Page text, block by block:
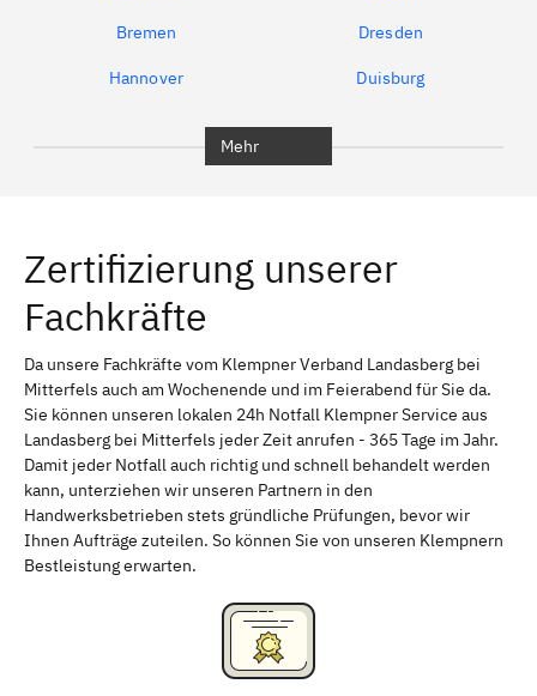
Bremen Dresden
Hannover Duisburg
Erlangen Bamberg
Bayreuth
Schweinfurt Passau
Freising Rudelsdorf, Mittelfranken
Mehr
Zertifizierung unserer
Fachkräfte
Da unsere Fachkräfte vom Klempner Verband Landasberg bei
Mitterfels auch am Wochenende und im Feierabend für Sie da.
Sie können unseren lokalen 24h Notfall Klempner Service aus
Landasberg bei Mitterfels jeder Zeit anrufen - 365 Tage im Jahr.
Damit jeder Notfall auch richtig und schnell behandelt werden
kann, unterziehen wir unseren Partnern in den
Handwerksbetrieben stets gründliche Prüfungen, bevor wir
Ihnen Aufträge zuteilen. So können Sie von unseren Klempnern
Bestleistung erwarten.